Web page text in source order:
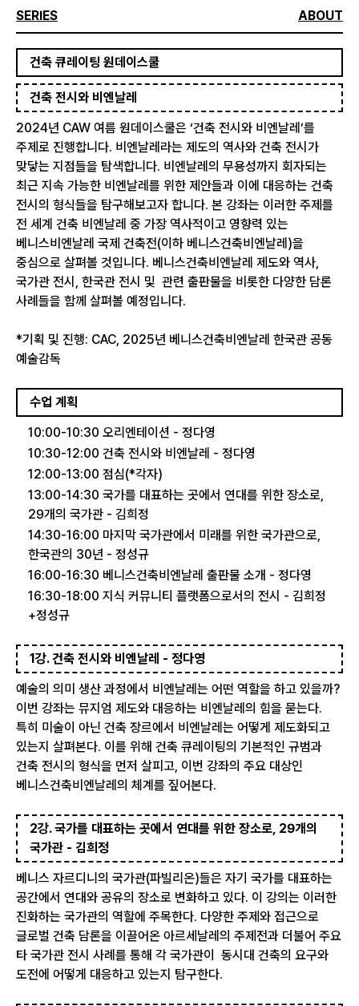
SERIES ABOUT
건축 큐레이팅 원데이스쿨
건축 전시와 비엔날레
2024년 CAW 여름 원데이스쿨은 ‘건축 전시와 비엔날레’를
주제로 진행합니다. 비엔날레라는 제도의 역사와 건축 전시가
맞닿는 지점들을 탐색합니다. 비엔날레의 무용성까지 회자되는
최근 지속 가능한 비엔날레를 위한 제안들과 이에 대응하는 건축
전시의 형식들을 탐구해보고자 합니다. 본 강좌는 이러한 주제를
전 세계 건축 비엔날레 중 가장 역사적이고 영향력 있는
베니스비엔날레 국제 건축전(이하 베니스건축비엔날레)을
중심으로 살펴볼 것입니다. 베니스건축비엔날레 제도와 역사,
국가관 전시, 한국관 전시 및 관련 출판물을 비롯한 다양한 담론
사례들을 함께 살펴볼 예정입니다.
*기획 및 진행: CAC, 2025년 베니스건축비엔날레 한국관 공동
예술감독
수업 계획
10:00-10:30 오리엔테이션 - 정다영
10:30-12:00 건축 전시와 비엔날레 - 정다영
12:00-13:00 점심(*각자)
13:00-14:30 국가를 대표하는 곳에서 연대를 위한 장소로,
29개의 국가관 - 김희정
14:30-16:00 마지막 국가관에서 미래를 위한 국가관으로,
한국관의 30년 - 정성규
16:00-16:30 베니스건축비엔날레 출판물 소개 - 정다영
16:30-18:00 지식 커뮤니티 플랫폼으로서의 전시 - 김희정
+정성규
1강. 건축 전시와 비엔날레 - 정다영
예술의 의미 생산 과정에서 비엔날레는 어떤 역할을 하고 있을까?
이번 강좌는 뮤지엄 제도와 대응하는 비엔날레의 힘을 묻는다.
특히 미술이 아닌 건축 장르에서 비엔날레는 어떻게 제도화되고
있는지 살펴본다. 이를 위해 건축 큐레이팅의 기본적인 규범과
건축 전시의 형식을 먼저 살피고, 이번 강좌의 주요 대상인
베니스건축비엔날레의 체계를 짚어본다.
2강. 국가를 대표하는 곳에서 연대를 위한 장소로, 29개의
국가관 - 김희정
베니스 자르디니의 국가관(파빌리온)들은 자기 국가를 대표하는
공간에서 연대와 공유의 장소로 변화하고 있다. 이 강의는 이러한
진화하는 국가관의 역할에 주목한다. 다양한 주제와 접근으로
글로벌 건축 담론을 이끌어온 아르세날레의 주제전과 더불어 주요
타 국가관 전시 사례를 통해 각 국가관이 동시대 건축의 요구와
도전에 어떻게 대응하고 있는지 탐구한다.